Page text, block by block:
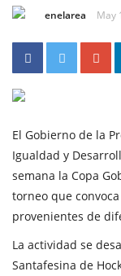
enelarea May
El Gobierno de la
Igualdad y
semana la Copa
torneo que
provenientes de
La actividad se
Santafesina de